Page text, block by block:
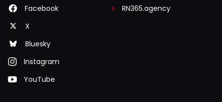
Facebook
X
Bluesky
Instagram
YouTube
RN365.agency